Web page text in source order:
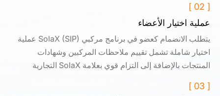
[ 02 ]
عملية اختيار الأعضاء
يتطلب الانضمام كعضو في برنامج مركبي SolaX (SIP) عملية
اختيار شاملة تشمل تقييم ملاحظات المركبين وشهادات
المنتجات بالإضافة إلى التزام قوي بعلامة SolaX التجارية
[ 03 ]